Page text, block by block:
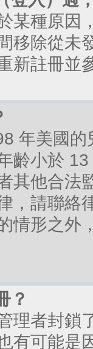
某種原因
移除從未
新註冊並
年美國
齡小於
其他合法
，請聯絡
情形之外
？
理者封鎖
有可能是